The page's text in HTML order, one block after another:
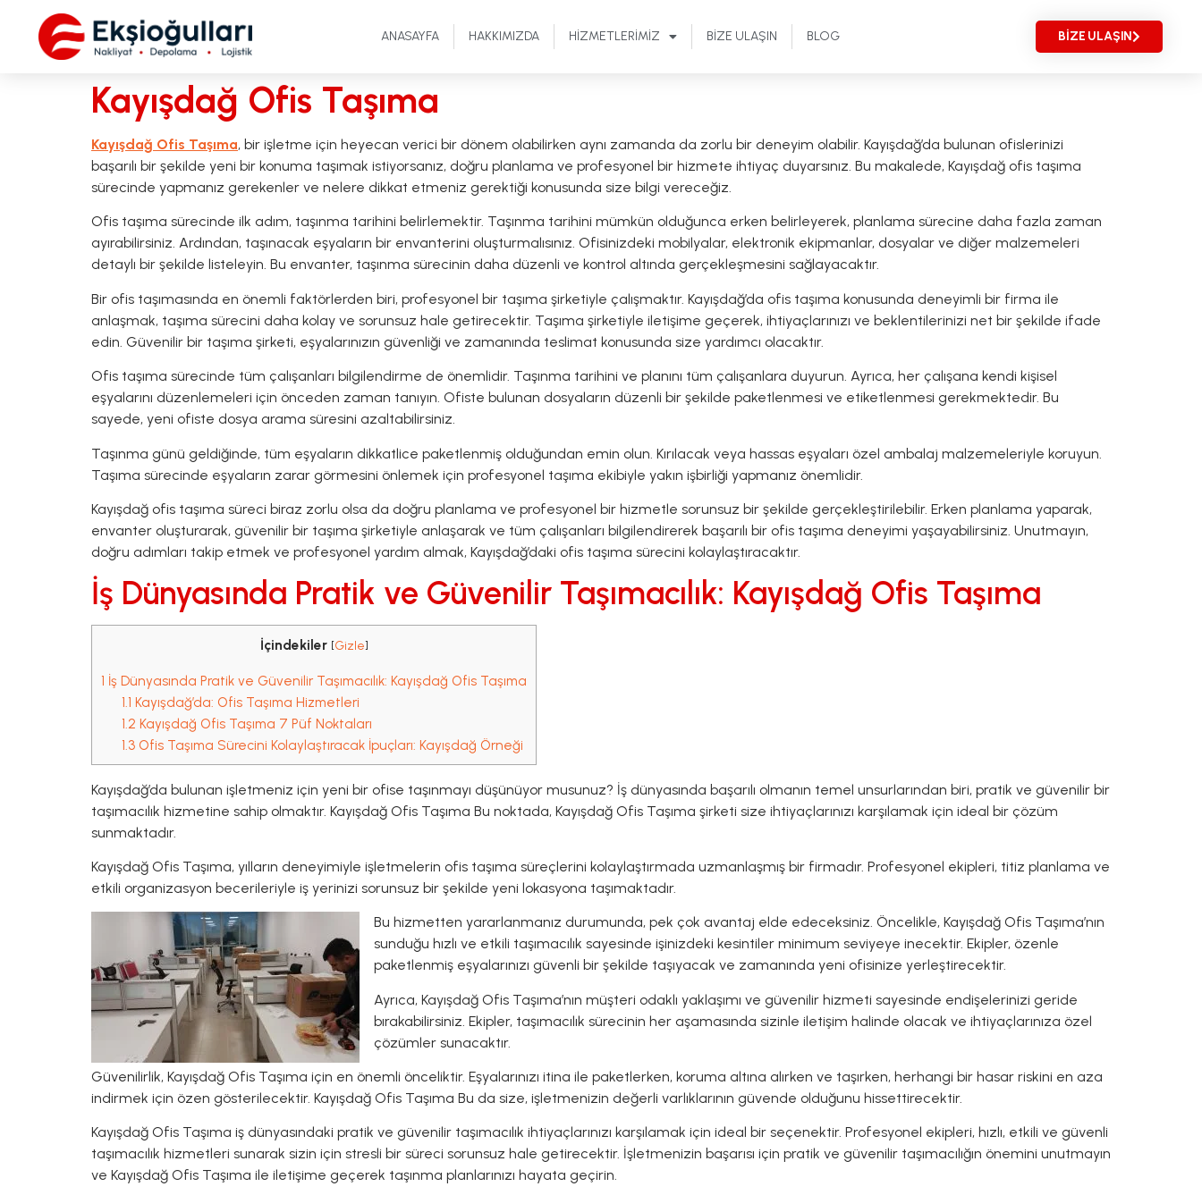
ANASAYFA HAKKIMIZDA HIZMETLERIMIZ BIZE ULAŞIN BLOG BIZE ULAŞIN
Kayışdağ Ofis Taşıma
Kayışdağ Ofis Taşıma, bir işletme için heyecan verici bir dönem olabilirken aynı zamanda da zorlu bir deneyim olabilir. Kayışdağ’da bulunan ofislerinizi
başarılı bir şekilde yeni bir konuma taşımak istiyorsanız, doğru planlama ve profesyonel bir hizmete ihtiyaç duyarsınız. Bu makalede, Kayışdağ ofis taşıma
sürecinde yapmanız gerekenler ve nelere dikkat etmeniz gerektiği konusunda size bilgi vereceğiz.
Ofis taşıma sürecinde ilk adım, taşınma tarihini belirlemektir. Taşınma tarihini mümkün olduğunca erken belirleyerek, planlama sürecine daha fazla zaman
ayırabilirsiniz. Ardından, taşınacak eşyaların bir envanterini oluşturmalısınız. Ofisinizdeki mobilyalar, elektronik ekipmanlar, dosyalar ve diğer malzemeleri
detaylı bir şekilde listeleyin. Bu envanter, taşınma sürecinin daha düzenli ve kontrol altında gerçekleşmesini sağlayacaktır.
Bir ofis taşımasında en önemli faktörlerden biri, profesyonel bir taşıma şirketiyle çalışmaktır. Kayışdağ’da ofis taşıma konusunda deneyimli bir firma ile
anlaşmak, taşıma sürecini daha kolay ve sorunsuz hale getirecektir. Taşıma şirketiyle iletişime geçerek, ihtiyaçlarınızı ve beklentilerinizi net bir şekilde ifade
edin. Güvenilir bir taşıma şirketi, eşyalarınızın güvenliği ve zamanında teslimat konusunda size yardımcı olacaktır.
Ofis taşıma sürecinde tüm çalışanları bilgilendirme de önemlidir. Taşınma tarihini ve planını tüm çalışanlara duyurun. Ayrıca, her çalışana kendi kişisel
eşyalarını düzenlemeleri için önceden zaman tanıyın. Ofiste bulunan dosyaların düzenli bir şekilde paketlenmesi ve etiketlenmesi gerekmektedir. Bu
sayede, yeni ofiste dosya arama süresini azaltabilirsiniz.
Taşınma günü geldiğinde, tüm eşyaların dikkatlice paketlenmiş olduğundan emin olun. Kırılacak veya hassas eşyaları özel ambalaj malzemeleriyle koruyun.
Taşıma sürecinde eşyaların zarar görmesini önlemek için profesyonel taşıma ekibiyle yakın işbirliği yapmanız önemlidir.
Kayışdağ ofis taşıma süreci biraz zorlu olsa da doğru planlama ve profesyonel bir hizmetle sorunsuz bir şekilde gerçekleştirilebilir. Erken planlama yaparak,
envanter oluşturarak, güvenilir bir taşıma şirketiyle anlaşarak ve tüm çalışanları bilgilendirerek başarılı bir ofis taşıma deneyimi yaşayabilirsiniz. Unutmayın,
doğru adımları takip etmek ve profesyonel yardım almak, Kayışdağ’daki ofis taşıma sürecini kolaylaştıracaktır.
İş Dünyasında Pratik ve Güvenilir Taşımacılık: Kayışdağ Ofis Taşıma
İçindekiler [Gizle]
1 İş Dünyasında Pratik ve Güvenilir Taşımacılık: Kayışdağ Ofis Taşıma
1.1 Kayışdağ’da: Ofis Taşıma Hizmetleri
1.2 Kayışdağ Ofis Taşıma 7 Püf Noktaları
1.3Ofis Taşıma Sürecini Kolaylaştıracak İpuçları: Kayışdağ Örneği
Kayışdağ’da bulunan işletmeniz için yeni bir ofise taşınmayı düşünüyor musunuz? İş dünyasında başarılı olmanın temel unsurlarından biri, pratik ve güvenilir bir
taşımacılık hizmetine sahip olmaktır. Kayışdağ Ofis Taşıma Bu noktada, Kayışdağ Ofis Taşıma şirketi size ihtiyaçlarınızı karşılamak için ideal bir çözüm
sunmaktadır.
Kayışdağ Ofis Taşıma, yılların deneyimiyle işletmelerin ofis taşıma süreçlerini kolaylaştırmada uzmanlaşmış bir firmadır. Profesyonel ekipleri, titiz planlama ve
etkili organizasyon becerileriyle iş yerinizi sorunsuz bir şekilde yeni lokasyona taşımaktadır.
Bu hizmetten yararlanmanız durumunda, pek çok avantaj elde edeceksiniz. Öncelikle, Kayışdağ Ofis Taşıma’nın
sunduğu hızlı ve etkili taşımacılık sayesinde işinizdeki kesintiler minimum seviyeye inecektir. Ekipler, özenle
paketlenmiş eşyalarınızı güvenli bir şekilde taşıyacak ve zamanında yeni ofisinize yerleştirecektir.
Ayrıca, Kayışdağ Ofis Taşıma’nın müşteri odaklı yaklaşımı ve güvenilir hizmeti sayesinde endişelerinizi geride
bırakabilirsiniz. Ekipler, taşımacılık sürecinin her aşamasında sizinle iletişim halinde olacak ve ihtiyaçlarınıza özel
çözümler sunacaktır.
Güvenilirlik, Kayışdağ Ofis Taşıma için en önemli önceliktir. Eşyalarınızı itina ile paketlerken, koruma altına alırken ve taşırken, herhangi bir hasar riskini en aza
indirmek için özen gösterilecektir. Kayışdağ Ofis Taşıma Bu da size, işletmenizin değerli varlıklarının güvende olduğunu hissettirecektir.
Kayışdağ Ofis Taşıma iş dünyasındaki pratik ve güvenilir taşımacılık ihtiyaçlarınızı karşılamak için ideal bir seçenektir. Profesyonel ekipleri, hızlı, etkili ve güvenli
taşımacılık hizmetleri sunarak sizin için stresli bir süreci sorunsuz hale getirecektir. İşletmenizin başarısı için pratik ve güvenilir taşımacılığın önemini unutmayın
ve Kayışdağ Ofis Taşıma ile iletişime geçerek taşınma planlarınızı hayata geçirin.